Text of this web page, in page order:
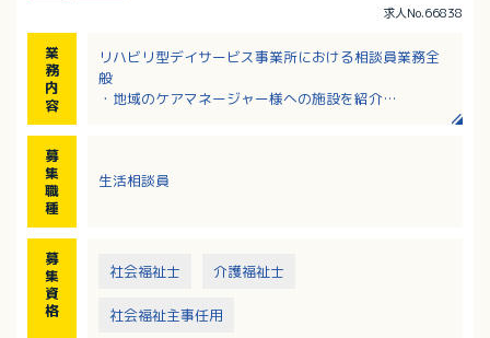
求人No.66838
業
務
内
容
リハビリ型デイサービス事業所における相談員業務全
般
・地域のケアマネージャー様への施設を紹介
・送迎業務あり（軽自動車・普通車）
ます。
＜ご利用者様の1日の主な流れ＞
午前09：00／午後13：30 リハプライド・南海三津
募
集
職
種
生活相談員
募
集
資
格
社会福祉士 介護福祉士
社会福祉主事任用